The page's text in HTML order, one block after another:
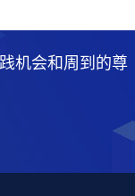
机会和周到的尊